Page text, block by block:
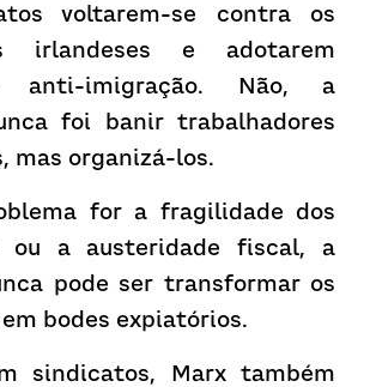
voltarem-se contra os
irlandeses e adotarem
anti-imigração. Não, a
foi banir trabalhadores
mas organizá-los.
for a fragilidade dos
ou a austeridade fiscal, a
pode ser transformar os
bodes expiatórios.
sindicatos, Marx também